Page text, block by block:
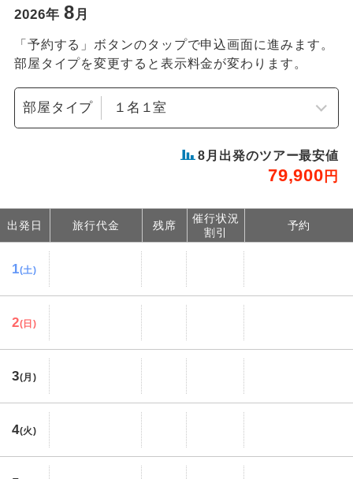
2026年 8月
「予約する」ボタンのタップで申込画面に進みます。
部屋タイプを変更すると表示料金が変わります。
部屋タイプ
8 月出発のツアー最安値
79,900 円
出発日 旅行代金 残席
催行状況
割引
予約
1(土)
2(日)
3(月)
4(火)